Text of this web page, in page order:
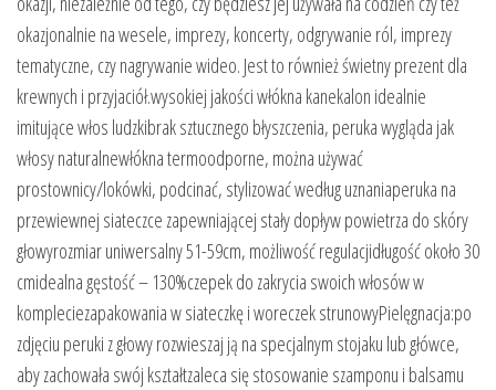
okazjonalnie na wesele, imprezy, koncerty, odgrywanie ról, imprezy
tematyczne, czy nagrywanie wideo. Jest to również świetny prezent dla
krewnych i przyjaciół.wysokiej jakości włókna kanekalon idealnie
imitujące włos ludzkibrak sztucznego błyszczenia, peruka wygląda jak
włosy naturalnewłókna termoodporne, można używać
prostownicy/lokówki, podcinać, stylizować według uznaniaperuka na
przewiewnej siateczce zapewniającej stały dopływ powietrza do skóry
głowyrozmiar uniwersalny 51-59cm, możliwość regulacjidługość około 30
cmidealna gęstość – 130%czepek do zakrycia swoich włosów w
kompleciezapakowania w siateczkę i woreczek strunowyPielęgnacja:po
zdjęciu peruki z głowy rozwieszaj ją na specjalnym stojaku lub główce,
aby zachowała swój kształtzaleca się stosowanie szamponu i balsamu